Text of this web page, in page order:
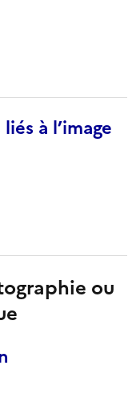
à l’image
ou